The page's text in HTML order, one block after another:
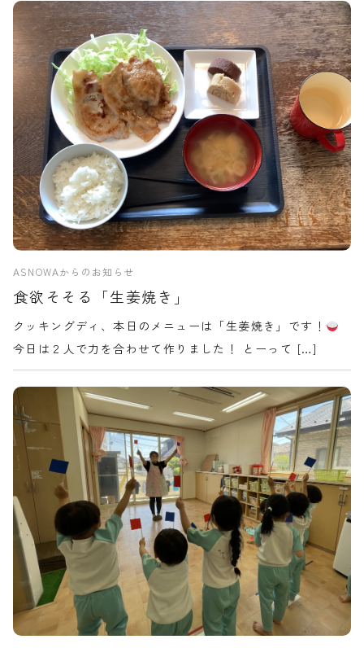
ASNOWAからのお知らせ
食欲そそる「生姜焼き」
クッキングディ、本日のメニューは「生姜焼き」です！
今日は２人で力を合わせて作りました！ とーって […]